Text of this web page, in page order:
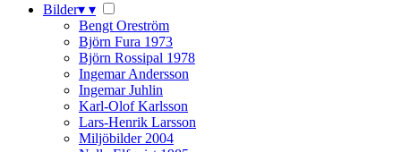
Bilder▾ ▾
Bengt Oreström
Björn Fura 1973
Björn Rossipal 1978
Ingemar Andersson
Ingemar Juhlin
Karl-Olof Karlsson
Lars-Henrik Larsson
Miljöbilder 2004